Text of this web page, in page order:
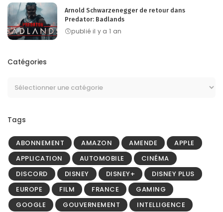
Arnold Schwarzenegger de retour dans
Predator: Badlands
publié il y a 1 an
Catégories
Tags
ABONNEMENT AMAZON AMENDE
APPLE
APPLICATION
AUTOMOBILE
CINÉMA
DISCORD
DISNEY DISNEY+
DISNEY PLUS
EUROPE
FILM FRANCE
GAMING
GOOGLE
GOUVERNEMENT
INTELLIGENCE